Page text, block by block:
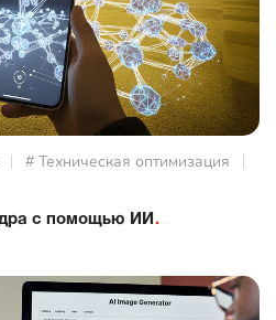
# Техническая оптимизация
с помощью ИИ